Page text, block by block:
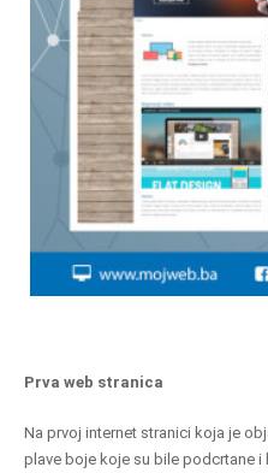
Prva web stranica
Na prvoj internet stranici koja je
plave boje koje su bile podcrtane